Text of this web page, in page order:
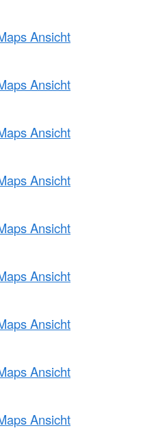
Ansicht
Ansicht
Ansicht
Ansicht
Ansicht
Ansicht
Ansicht
Ansicht
Ansicht